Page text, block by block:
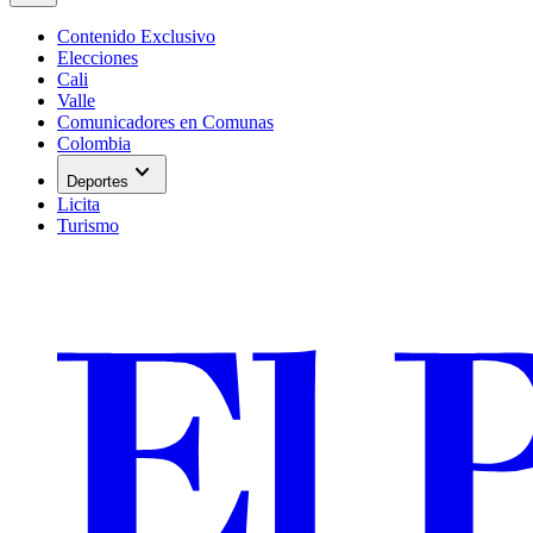
Contenido Exclusivo
Elecciones
Cali
Valle
Comunicadores en Comunas
Colombia
Deportes expand_more
Licita
Turismo